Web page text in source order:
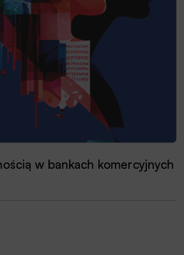
w bankach komercyjnych